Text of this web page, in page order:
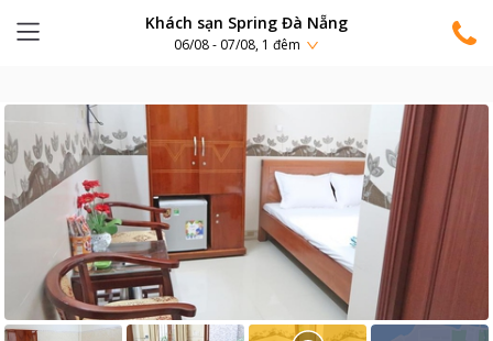
Khách sạn Spring Đà Nẵng
06/08 - 07/08, 1 đêm